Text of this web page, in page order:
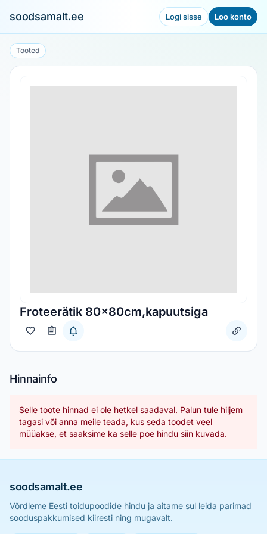
soodsamalt.ee Logi sisse Loo konto
Tooted
Froteerätik 80x80cm,kapuutsiga
Hinnainfo
Selle toote hinnad ei ole hetkel saadaval. Palun tule hiljem
tagasi või anna meile teada, kus seda toodet veel
müüakse, et saaksime ka selle poe hindu siin kuvada.
soodsamalt.ee
Võrdleme Eesti toidupoodide hindu ja aitame sul leida parimad
sooduspakkumised kiiresti ning mugavalt.